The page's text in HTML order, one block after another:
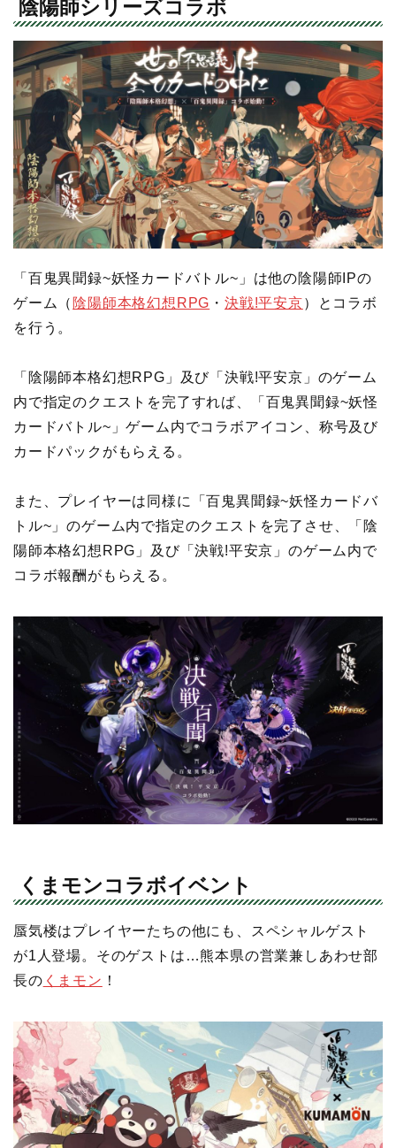
陰陽師シリーズコラボ
「百鬼異聞録~妖怪カードバトル~」は他の陰陽師IPの
ゲーム（ 陰陽師本格幻想RPG ・決戦!平安京）とコラボ
を行う。
「陰陽師本格幻想RPG」及び「決戦!平安京」のゲーム
内で指定のクエストを完了すれば、「百鬼異聞録~妖怪
カードバトル~」ゲーム内でコラボアイコン、称号及び
カードパックがもらえる。
また、プレイヤーは同様に「百鬼異聞録~妖怪カードバ
トル~」のゲーム内で指定のクエストを完了させ、「陰
陽師本格幻想RPG」及び「決戦!平安京」のゲーム内で
コラボ報酬がもらえる。
くまモンコラボイベント
蜃気楼はプレイヤーたちの他にも、スペシャルゲスト
が1人登場。そのゲストは…熊本県の営業兼しあわせ部
長の くまモン ！